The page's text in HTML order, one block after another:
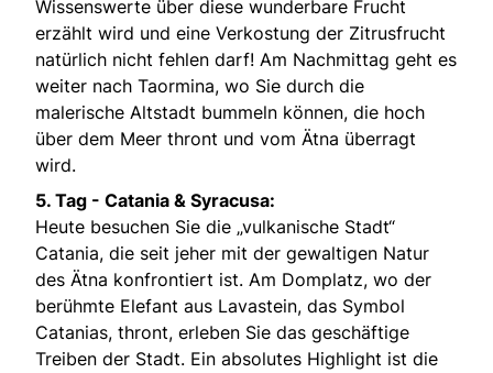
Wissenswerte über diese wunderbare Frucht
erzählt wird und eine Verkostung der Zitrusfrucht
natürlich nicht fehlen darf! Am Nachmittag geht es
weiter nach Taormina, wo Sie durch die
malerische Altstadt bummeln können, die hoch
über dem Meer thront und vom Ätna überragt
wird.
5. Tag - Catania & Syracusa:
Heute besuchen Sie die „vulkanische Stadt“
Catania, die seit jeher mit der gewaltigen Natur
des Ätna konfrontiert ist. Am Domplatz, wo der
berühmte Elefant aus Lavastein, das Symbol
Catanias, thront, erleben Sie das geschäftige
Treiben der Stadt. Ein absolutes Highlight ist die